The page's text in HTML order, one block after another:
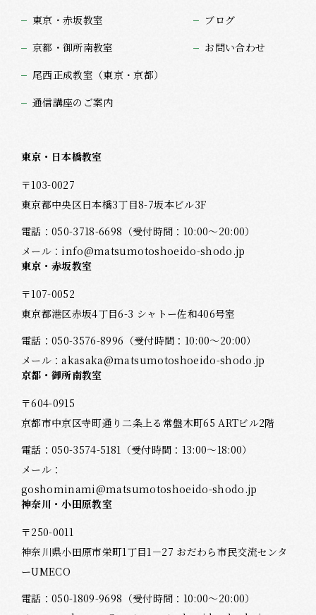
東京・赤坂教室
京都・御所南教室
尾西正成教室（東京・京都）
通信講座のご案内
ブログ
お問い合わせ
東京・日本橋教室
〒103-0027
東京都中央区日本橋3丁目8-7坂本ビル3F
電話：050-3718-6698 （受付時間：10:00～20:00）
メール： info@matsumotoshoeido-shodo.jp
東京・赤坂教室
〒107-0052
東京都港区赤坂4丁目6-3 シャトー佐和406号室
電話：050-3576-8996 （受付時間：10:00～20:00）
メール：akasaka@matsumotoshoeido-shodo.jp
京都・御所南教室
〒604-0915
京都市中京区寺町通り二条上る常盤木町65 ARTビル2階
電話：050-3574-5181 （受付時間：13:00～18:00）
メール：
goshominami@matsumotoshoeido-shodo.jp
神奈川・小田原教室
〒250-0011
神奈川県小田原市栄町1丁目1－27 おだわら市民交流センタ
ーUMECO
電話：050-1809-9698 （受付時間：10:00～20:00）